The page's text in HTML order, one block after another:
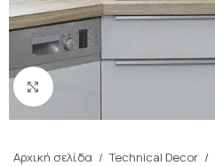
Πατήστε για μεγέθυνση
Αρχική σελίδα / Technical Decor /